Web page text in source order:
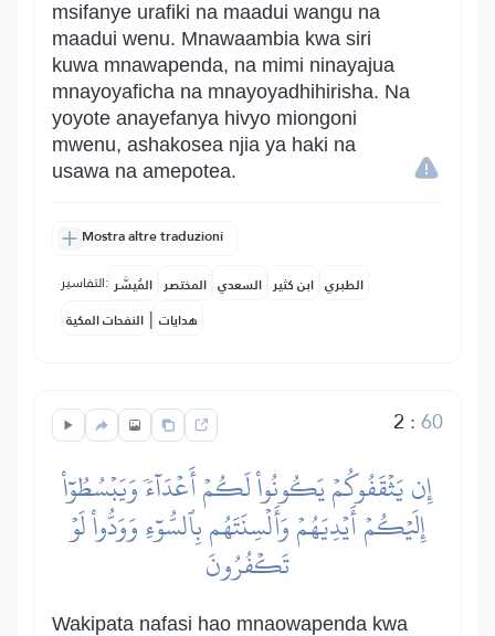
msifanye urafiki na maadui wangu na
maadui wenu. Mnawaambia kwa siri
kuwa mnawapenda, na mimi ninayajua
mnayoyaficha na mnayoyadhihirisha. Na
yoyote anayefanya hivyo miongoni
mwenu, ashakosea njia ya haki na
usawa na amepotea.
Mostra altre traduzioni
التفاسير: المُيسَّر المختصر السعدي ابن كثير الطبري
النفحات المكية | هدايات
2 :60
إِن يَثۡقَفُوكُمۡ يَكُونُواْ لَكُمۡ أَعۡدَآءٗ وَيَبۡسُطُوٓاْ
إِلَيۡكُمۡ أَيۡدِيَهُمۡ وَأَلۡسِنَتَهُم بِٱلسُّوٓءِ وَوَدُّواْ لَوۡ
تَكۡفُرُونَ
Wakipata nafasi hao mnaowapenda kwa